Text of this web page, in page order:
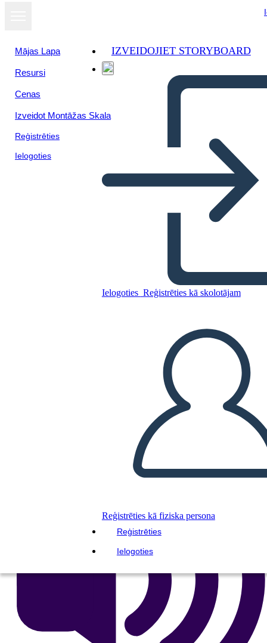
Mājas Lapa
Resursi
Cenas
Izveidot Montāžas Skala
Reģistrēties
Ielogoties
IZVEIDOJIET STORYBOARD
Ielogoties Reģistrēties kā skolotājam
Reģistrēties kā fiziska persona
Reģistrēties
Ielogoties
חורים - מפת תווים
Kopējiet šo stāstu tabulu
IZVEIDOT STĀSTU SHĒMU
ATSKAŅOT SLAIDRĀDI
IZLASI MAN